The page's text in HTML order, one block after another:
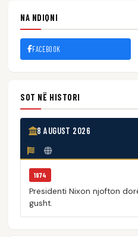
NA NDIQNI
FACEBOOK
SOT NË HISTORI
8 AUGUST 2026
1974
Presidenti Nixon njofton
gusht.